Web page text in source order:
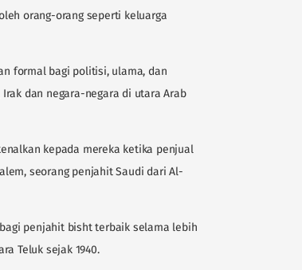
orang-orang seperti keluarga
formal bagi politisi, ulama, dan
dan negara-negara di utara Arab
kepada mereka ketika penjual
seorang penjahit Saudi dari Al-
penjahit bisht terbaik selama lebih
Teluk sejak 1940.